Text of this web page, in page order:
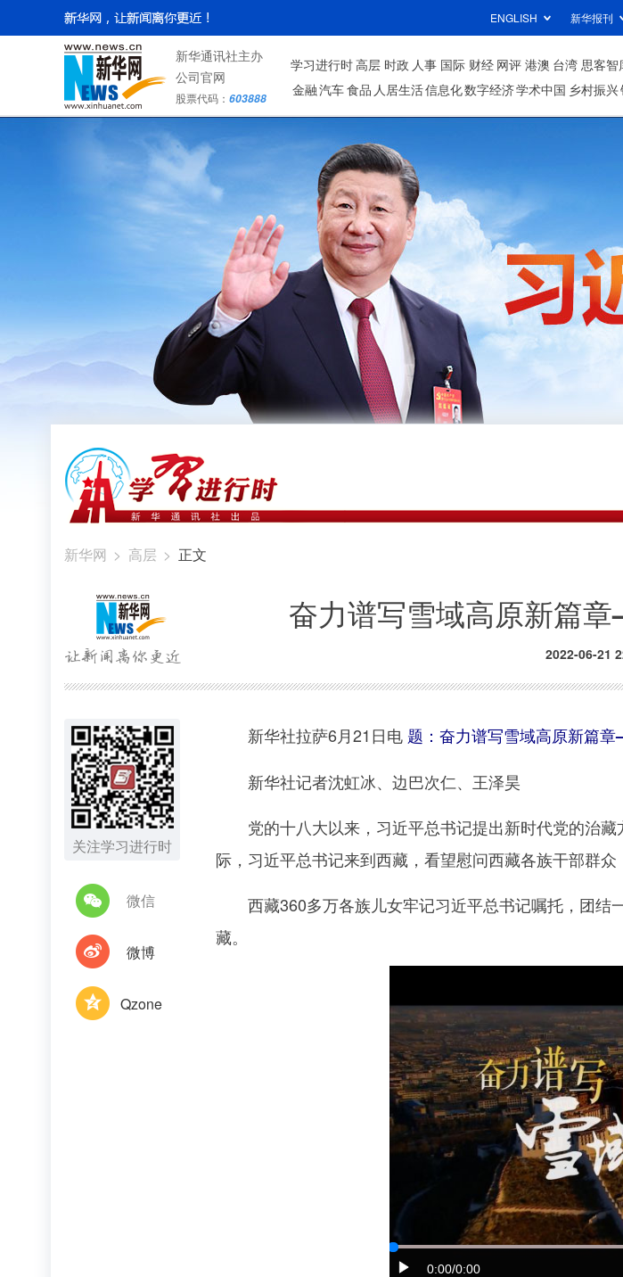
ENGLISH 新华报刊
新华通讯社主办
公司官网
股票代码： 603888
学习进行时高层 时政 人事 国际 财经 网评 港澳 台湾 思客智
金融汽车食品 人居生活信息化数字经济学术中国 乡村振兴
新华网 > 高层 > 正文
奋力谱写雪域高原新篇
2022-06-21
关注学习进行时
微信
微博
Qzone
新华社拉萨6月21日电 题：奋力谱写雪域高原新篇
新华社记者沈虹冰、边巴次仁、王泽昊
党的十八大以来，习近平总书记提出新时代党的治藏
际，习近平总书记来到西藏，看望慰问西藏各族干部群众
西藏360多万各族儿女牢记习近平总书记嘱托，团结
藏。
0:00/0:00